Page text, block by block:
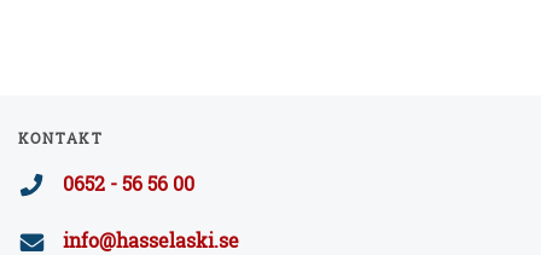
KONTAKT
0652 - 56 56 00
info@hasselaski.se